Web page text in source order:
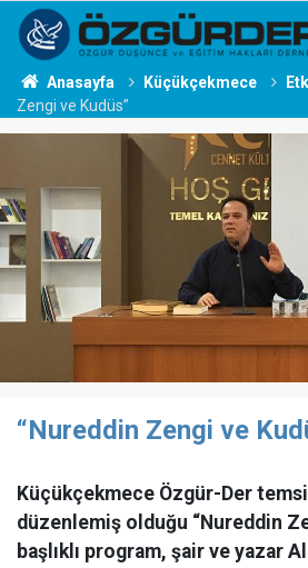
Anasayfa Küçükçekmece
Zengi ve Kudüs”
“Nureddin Zengi ve
Küçükçekmece Özgür-Der
düzenlemiş olduğu “Nureddin
başlıklı program, şair ve yazar